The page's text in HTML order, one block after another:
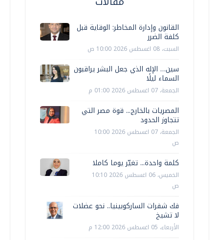
القانون وإدارة المخاطر: الوقاية قبل
كلفة الضرر
السبت، 08 اغسطس 2026 10:00 ص
سين… الإله الذي جعل البشر يراقبون
السماء ليلًا
الجمعة، 07 اغسطس 2026 01:00 م
المصريات بالخارج... قوة مصر التي
تتجاوز الحدود
الجمعة، 07 اغسطس 2026 10:00
ص
كلمة واحدة... تغيّر يوما كاملا
الخميس، 06 اغسطس 2026 10:10
ص
فك شفرات الساركوبينيا.. نحو عضلات
لا تشيخ
الأربعاء، 05 اغسطس 2026 12:00 م